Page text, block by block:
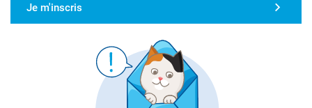
Je m'inscris